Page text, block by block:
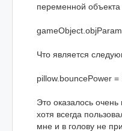
переменной объекта
Что является
pillow.bouncePower =
Это оказалось
хотя всегда
мне и в голову не